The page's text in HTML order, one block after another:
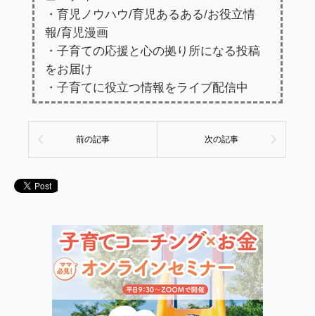
・育児ノウハウ/育児あるある/お役立情
報/育児漫画
・子育ての応援と心の拠り所になる投稿
をお届け
・子育てに役立つ情報をライブ配信中
前の記事 次の記事